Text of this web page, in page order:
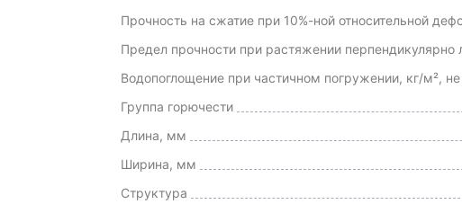
Прочность на сжатие при 10%-ной относительной
Предел прочности при растяжении
Водопоглощение при частичном погружении, кг/м²,
Группа горючести
Длина, мм
Ширина, мм
Структура